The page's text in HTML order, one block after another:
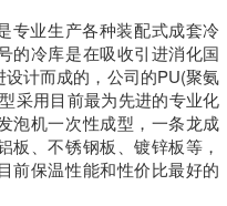
专业生产各种装配式成套冷
的冷库是在吸收引进消化国
计而成的，公司的PU(聚氨
采用目前最为先进的专业化
泡机一次性成型，一条龙成
板、不锈钢板、镀锌板等，
前保温性能和性价比最好的